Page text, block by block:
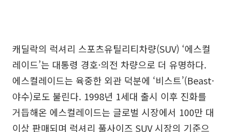
캐딜락의 럭셔리 스포츠유틸리티차량(SUV) ‘에스컬
레이드’는 대통령 경호·의전 차량으로 더 유명하다.
에스컬레이드는 육중한 외관 덕분에 ‘비스트’(Beast·
야수)로도 불린다. 1998년 1세대 출시 이후 진화를
거듭해온 에스컬레이드는 글로벌 시장에서 100만 대
이상 판매되며 럭셔리 풀사이즈 SUV 시장의 기준으